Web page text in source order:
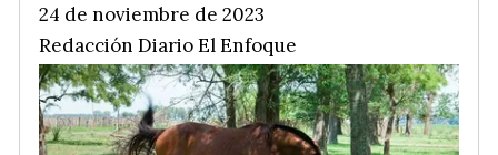
Redacción Diario El Enfoque
24 de noviembre de 2023